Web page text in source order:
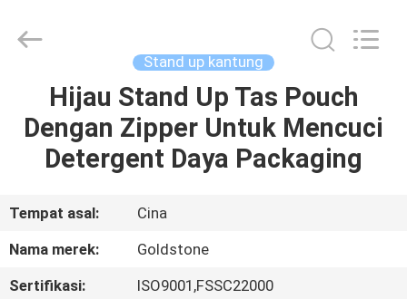
RUMAH
PRODUK
VIDEO
pemasok.
Copyright
Packaging
Stand up kantung
Hijau Stand Up Tas Pouch
Dengan Zipper Untuk Mencuci
Detergent Daya Packaging
Tempat asal:
Cina
Nama merek:
Goldstone
Sertifikasi:
ISO9001,FSSC22000